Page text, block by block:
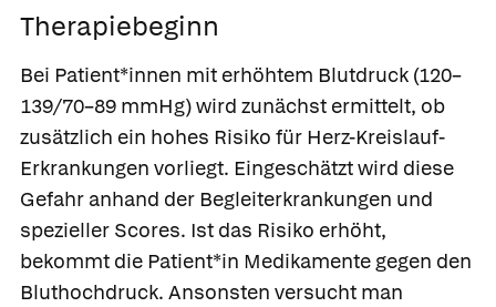
Therapiebeginn
Bei Patient*innen mit erhöhtem Blutdruck (120–
139/70–89 mmHg) wird zunächst ermittelt, ob
zusätzlich ein hohes Risiko für Herz-Kreislauf-
Erkrankungen vorliegt. Eingeschätzt wird diese
Gefahr anhand der Begleiterkrankungen und
spezieller Scores. Ist das Risiko erhöht,
bekommt die Patient*in Medikamente gegen den
Bluthochdruck. Ansonsten versucht man